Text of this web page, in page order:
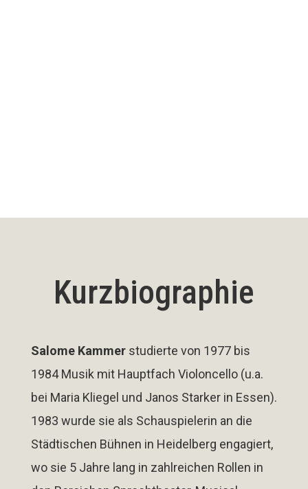
Kurzbiographie
Salome Kammerstudierte von 1977 bis
1984 Musik mit Hauptfach Violoncello (u.a.
bei Maria Kliegel und Janos Starker in Essen).
1983 wurde sie als Schauspielerin an die
Städtischen Bühnen in Heidelberg engagiert,
wo sie 5 Jahre lang in zahlreichen Rollen in